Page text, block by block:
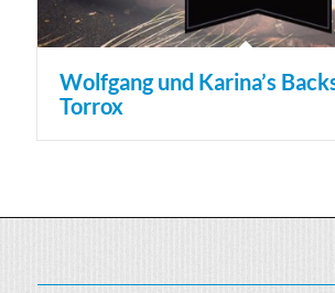
Wolfgang und Karina’s
Torrox